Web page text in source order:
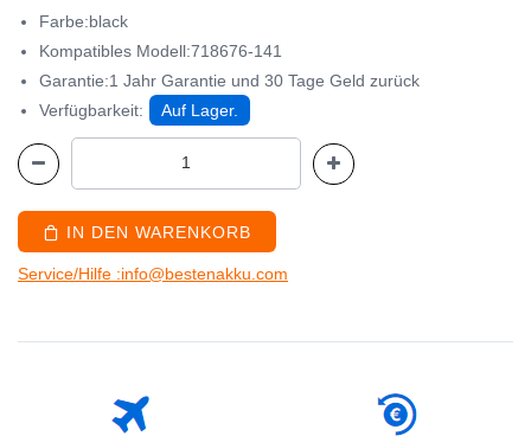
Farbe:black
Kompatibles Modell:718676-141
Garantie:1 Jahr Garantie und 30 Tage Geld zurück
Verfügbarkeit:
Auf Lager.
IN DEN WARENKORB
Service/Hilfe :info@bestenakku.com